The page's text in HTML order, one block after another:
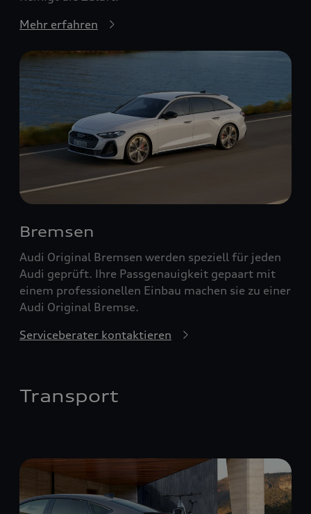
Mehr erfahren
Bremsen
Audi Original Bremsen werden speziell für jeden
Audi geprüft. Ihre Passgenauigkeit gepaart mit
einem professionellen Einbau machen sie zu einer
Audi Original Bremse.
Serviceberater kontaktieren
Transport